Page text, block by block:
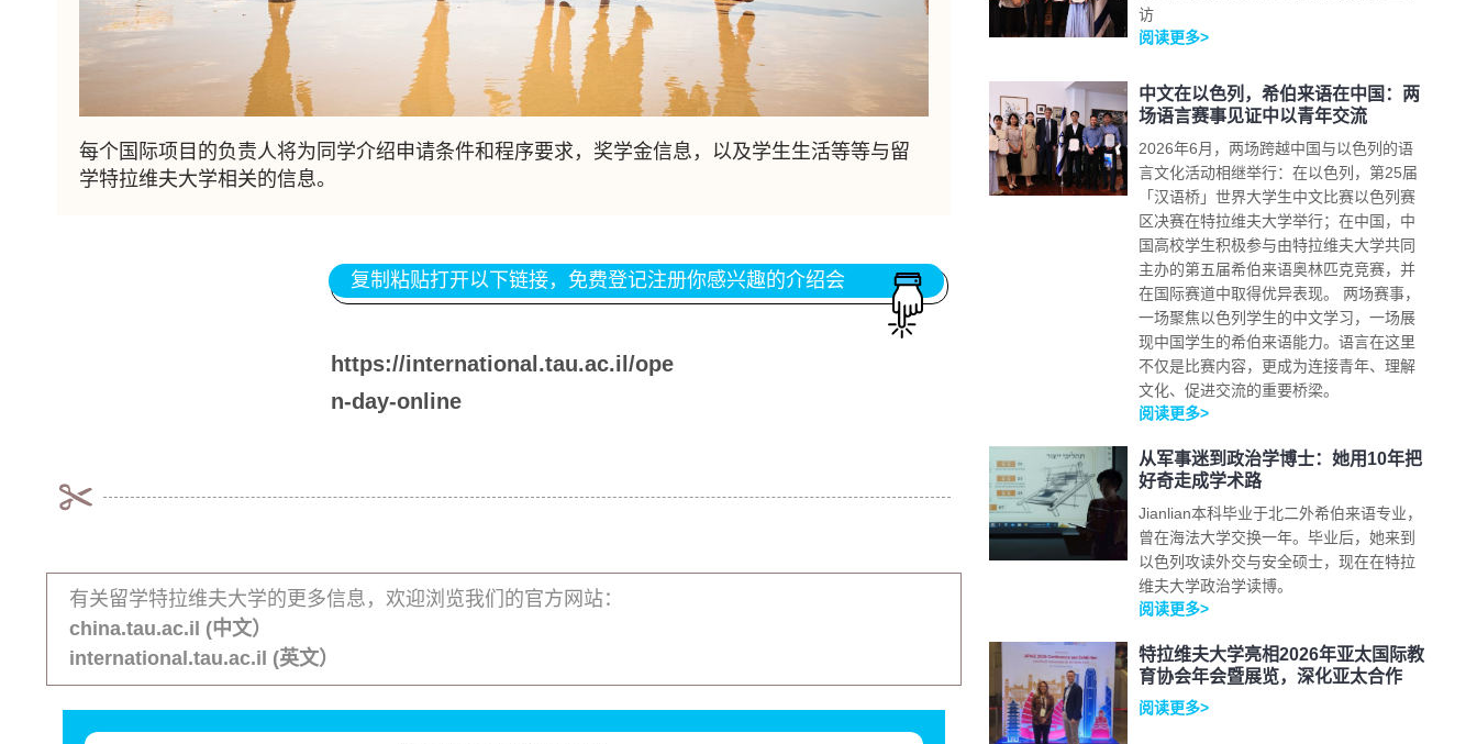
每个国际项目的负责人将为同学介绍申请条件和程序要求，奖学金信息，以及学生生活等等与留
学特拉维夫大学相关的信息。
复制粘贴打开以下链接，免费登记注册你感兴趣的介绍会
https://international.tau.ac.il/ope
n-day-online
有关留学特拉维夫大学的更多信息，欢迎浏览我们的官方网站：
china.tau.ac.il (中文）
international.tau.ac.il (英文）
访
阅读更多>
中文在以色列，希伯来语在中国：两
场语言赛事见证中以青年交流
2026年6月，两场跨越中国与以色列的语
言文化活动相继举行：在以色列，第25届
「汉语桥」世界大学生中文比赛以色列赛
区决赛在特拉维夫大学举行；在中国，中
国高校学生积极参与由特拉维夫大学共同
主办的第五届希伯来语奥林匹克竞赛，并
在国际赛道中取得优异表现。 两场赛事，
一场聚焦以色列学生的中文学习，一场展
现中国学生的希伯来语能力。语言在这里
不仅是比赛内容，更成为连接青年、理解
文化、促进交流的重要桥梁。
阅读更多>
从军事迷到政治学博士：她用10年把
好奇走成学术路
Jianlian本科毕业于北二外希伯来语专业，
曾在海法大学交换一年。毕业后，她来到
以色列攻读外交与安全硕士，现在在特拉
维夫大学政治学读博。
阅读更多>
特拉维夫大学亮相2026年亚太国际教
育协会年会暨展览，深化亚太合作
阅读更多>